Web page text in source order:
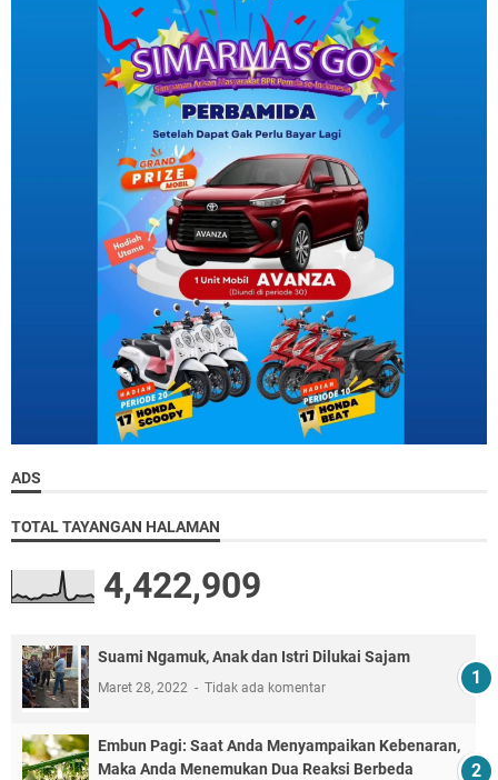
ADS
TOTAL TAYANGAN HALAMAN
4,422,909
Suami Ngamuk, Anak dan Istri Dilukai Sajam
Maret 28, 2022 Tidak ada komentar
Embun Pagi: Saat Anda Menyampaikan Kebenaran,
Maka Anda Menemukan Dua Reaksi Berbeda